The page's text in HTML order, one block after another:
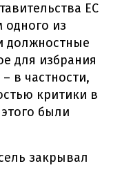
ЕС
из
должностные
для избрания
в частности,
критики в
были
закрывал